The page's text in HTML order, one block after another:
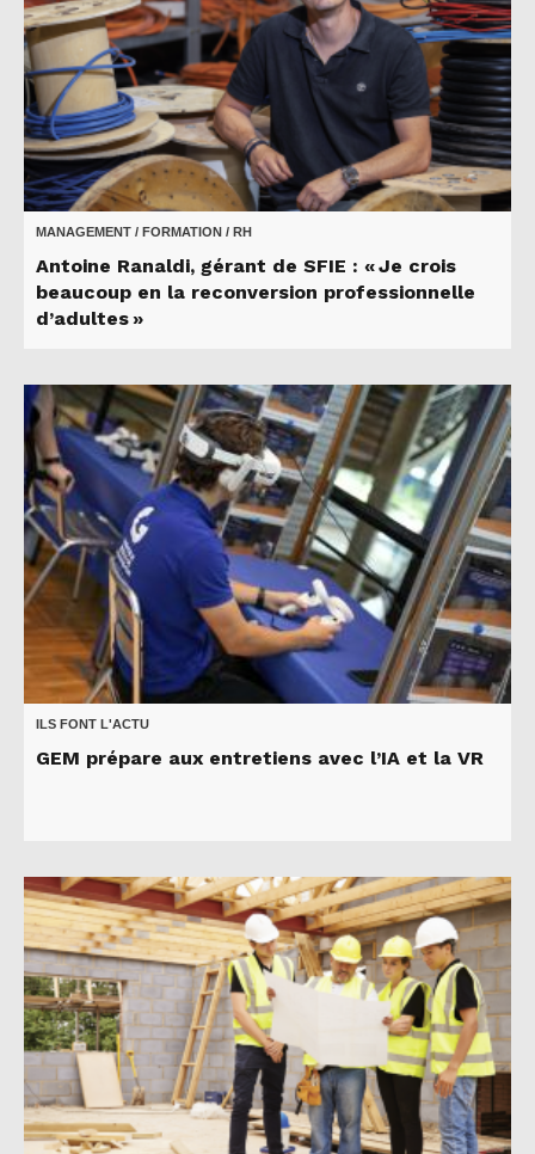
MANAGEMENT / FORMATION / RH
Antoine Ranaldi, gérant de SFIE : « Je crois
beaucoup en la reconversion professionnelle
d’adultes »
ILS FONT L'ACTU
GEM prépare aux entretiens avec l’IA et la VR